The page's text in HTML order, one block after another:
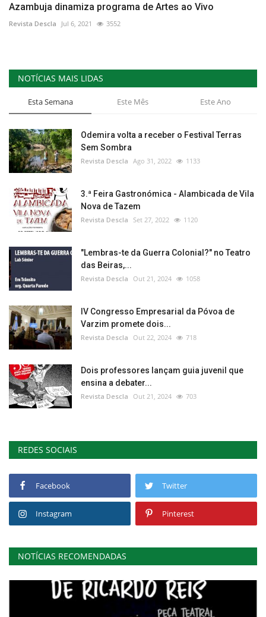
Azambuja dinamiza programa de Artes ao Vivo
Revista Descla Jul 6, 2021 3552
NOTÍCIAS MAIS LIDAS
Esta Semana Este Mês Este Ano
Odemira volta a receber o Festival Terras
Sem Sombra
Revista Descla Ago 31, 2022 1133
3.ª Feira Gastronómica - Alambicada de Vila
Nova de Tazem
Revista Descla Set 27, 2022 1120
"Lembras-te da Guerra Colonial?" no Teatro
das Beiras,...
Revista Descla Out 21, 2024 1058
IV Congresso Empresarial da Póvoa de
Varzim promete dois...
Revista Descla Out 22, 2024 718
Dois professores lançam guia juvenil que
ensina a debater...
Revista Descla Out 21, 2024 703
REDES SOCIAIS
Facebook Twitter
Instagram Pinterest
NOTÍCIAS RECOMENDADAS